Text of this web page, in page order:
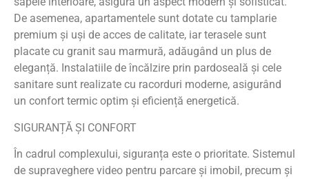
De asemenea, apartamentele sunt dotate cu tamplarie
premium și uși de acces de calitate, iar terasele sunt
placate cu granit sau marmură, adăugând un plus de
eleganță. Instalatiile de încălzire prin pardoseală și cele
sanitare sunt realizate cu racorduri moderne, asigurând
un confort termic optim și eficiență energetică.
SIGURANȚĂ ȘI CONFORT
În cadrul complexului, siguranța este o prioritate. Sistemul
de supraveghere video pentru parcare și imobil, precum și